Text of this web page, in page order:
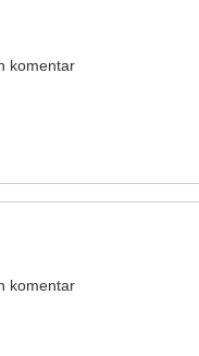
komentar
komentar